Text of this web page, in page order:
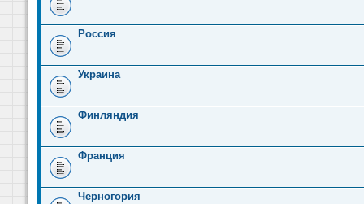
Россия
Украина
Финляндия
Франция
Черногория